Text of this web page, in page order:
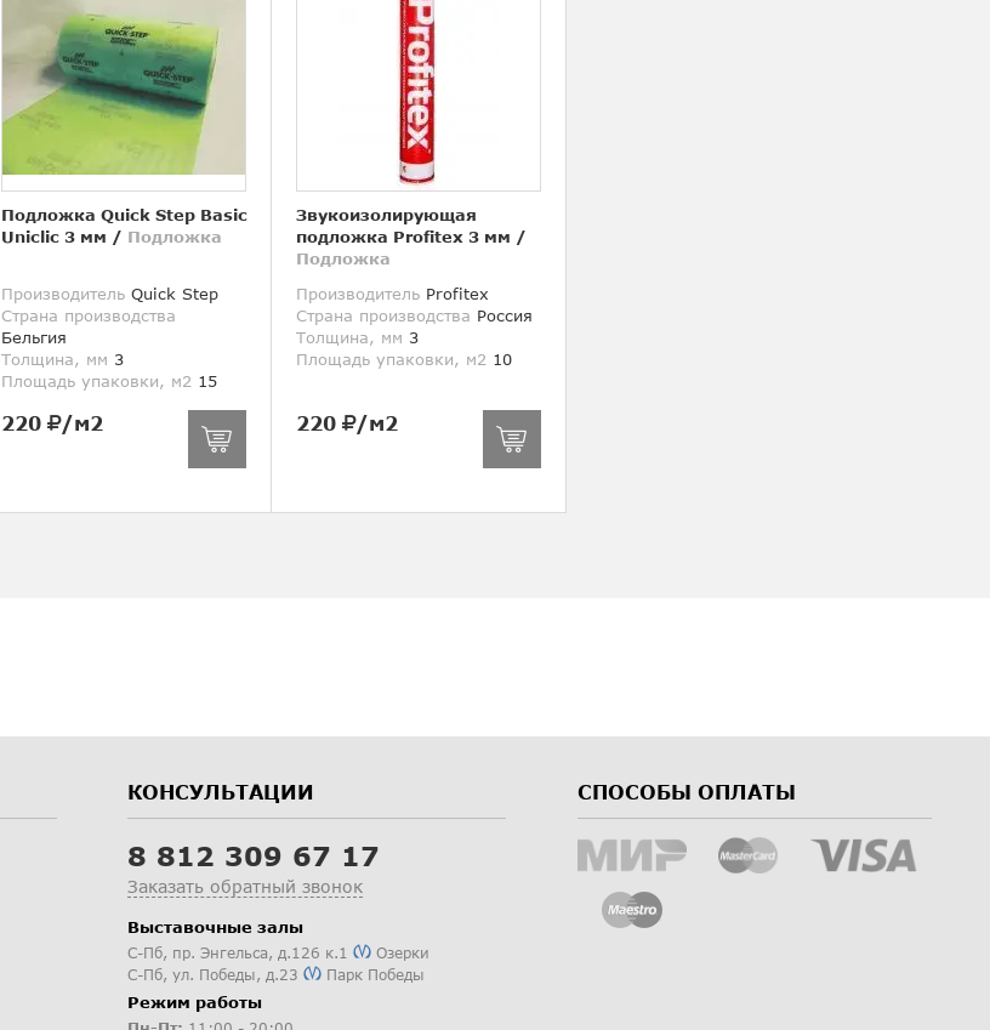
Подложка Quick Step Basic
Uniclic 3 мм / Подложка
Производитель Quick Step
Страна производства
Бельгия
Толщина, мм 3
Площадь упаковки, м2 15
220 /м2
Звукоизолирующая
подложка Profitex 3 мм /
Подложка
Производитель Profitex
Страна производства Россия
Толщина, мм 3
Площадь упаковки, м2 10
220 /м2
КОНСУЛЬТАЦИИ
8 812 309 67 17
Заказать обратный звонок
Выставочные залы
С-Пб, пр. Энгельса, д.126 к.1
Озерки
С-Пб, ул. Победы, д.23 Парк Победы
Режим работы
СПОСОБЫ ОПЛАТЫ